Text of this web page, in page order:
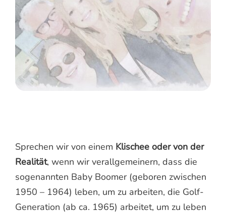
Sprechen wir von einem Klischee oder von der
Realität, wenn wir verallgemeinern, dass die
sogenannten Baby Boomer (geboren zwischen
1950 – 1964) leben, um zu arbeiten, die Golf-
Generation (ab ca. 1965) arbeitet, um zu leben